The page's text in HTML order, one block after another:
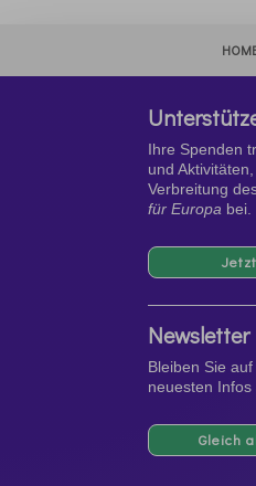
Ihre Spenden
und
Verbreitung
für Europa bei.
Newsletter
Bleiben Sie
neuesten
Gleich